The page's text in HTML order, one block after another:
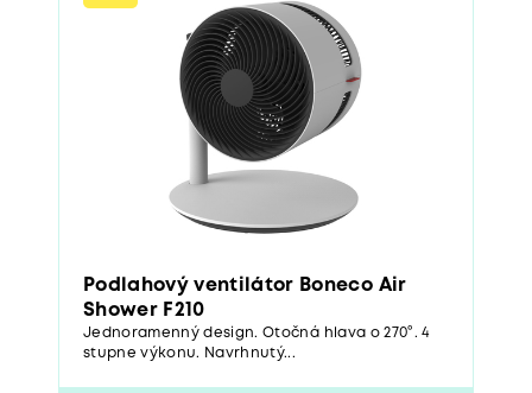
Podlahový ventilátor Boneco Air
Shower F210
Jednoramenný design. Otočná hlava o 270°. 4
stupne výkonu. Navrhnutý...